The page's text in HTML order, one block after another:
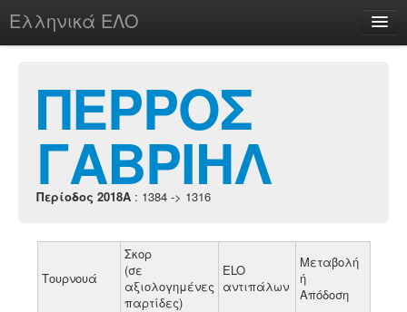
Ελληνικά ΕΛΟ
chesstu.be @ discord
Login
ΠΕΡΡΟΣ
ΓΑΒΡΙΗΛ
Περίοδος 2018A : 1384 -> 1316
Τουρνουά
Σκορ
(σε
αξιολογημένες
παρτίδες)
ELO
αντιπάλων
Μεταβολή
ή
Απόδοση